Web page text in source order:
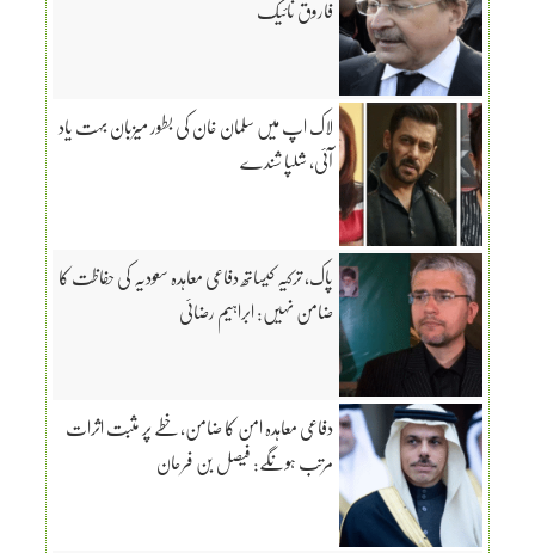
فاروق نائیک
لاک اپ میں سلمان خان کی بطور میزبان بہت یاد
آئی، شلپا شندے
پاک، ترکیہ کیساتھ دفاعی معاہدہ سعودیہ کی حفاظت کا
ضامن نہیں: ابراہیم رضائی
دفاعی معاہدہ امن کا ضامن، خطے پر مثبت اثرات
مرتب ہونگے: فیصل بن فرحان